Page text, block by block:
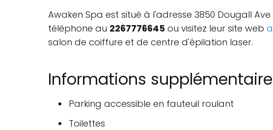
Awaken Spa est situé à l'adresse 3850 Dougall
téléphone au 2267776645 ou visitez leur site web
salon de coiffure et de centre d'épilation laser.
Informations
Parking accessible en fauteuil roulant
Toilettes